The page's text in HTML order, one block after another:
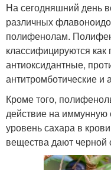
На сегодняшний день
различных
полифенолам.
классифицируются
антиоксидантные,
антитромботические и
Кроме того,
действие на иммунную
уровень сахара в
вещества дают